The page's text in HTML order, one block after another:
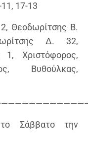
17-13
Θεοδωρίτσης Β.
Δ. 32,
Χριστόφορος,
Βυθούλκας,
Σάββατο την